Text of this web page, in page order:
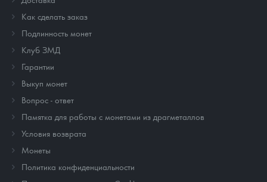
Как сделать заказ
Подлинность монет
Клуб ЗМД
Гарантии
Выкуп монет
Вопрос - ответ
Памятка для работы с монетами из драгметаллов
Условия возврата
Монеты
Политика конфиденциальности